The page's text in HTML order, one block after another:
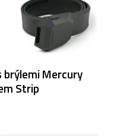
brýlemi Mercury
Strip